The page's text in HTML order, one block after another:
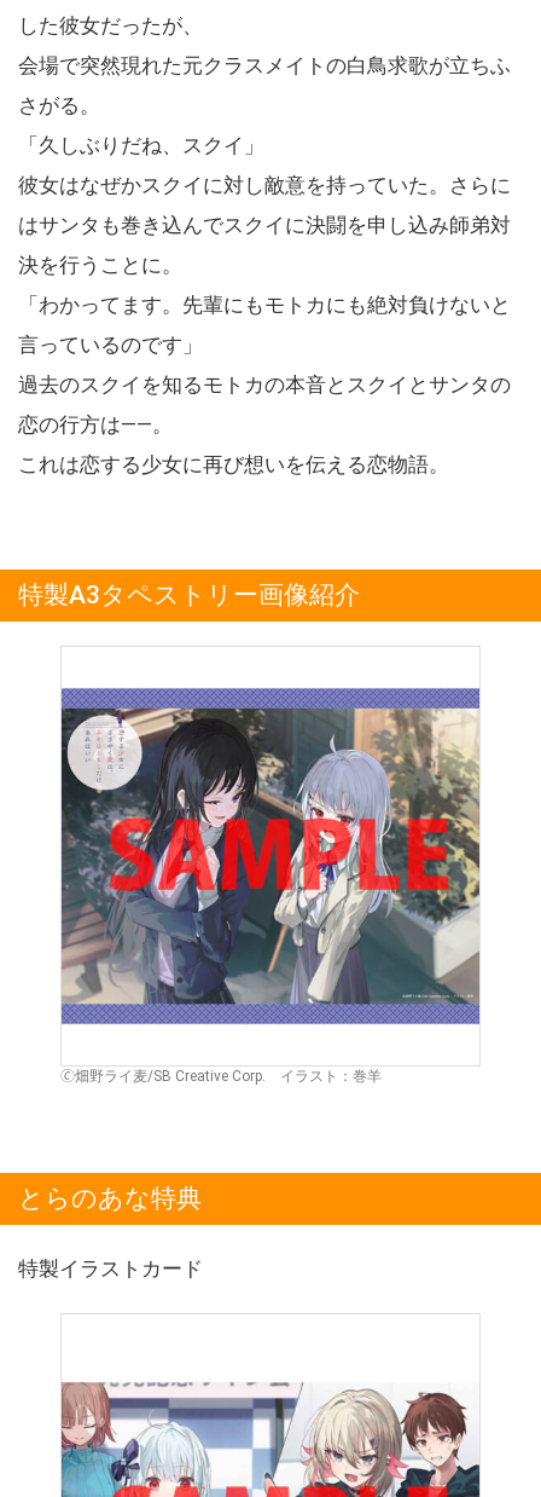
した彼女だったが、
会場で突然現れた元クラスメイトの白鳥求歌が立ちふ
さがる。
「久しぶりだね、スクイ」
彼女はなぜかスクイに対し敵意を持っていた。さらに
はサンタも巻き込んでスクイに決闘を申し込み師弟対
決を行うことに。
「わかってます。先輩にもモトカにも絶対負けないと
言っているのです」
過去のスクイを知るモトカの本音とスクイとサンタの
恋の行方は――。
これは恋する少女に再び想いを伝える恋物語。
特製A3タペストリー画像紹介
🄫畑野ライ麦/SB Creative Corp. イラスト：巻羊
とらのあな特典
特製イラストカード